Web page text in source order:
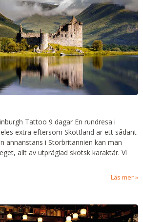
Tattoo 9 dagar En rundresa i
extra eftersom Skottland är ett sådant
annanstans i Storbritannien kan man
allt av utpräglad skotsk karaktär. Vi
Läs mer